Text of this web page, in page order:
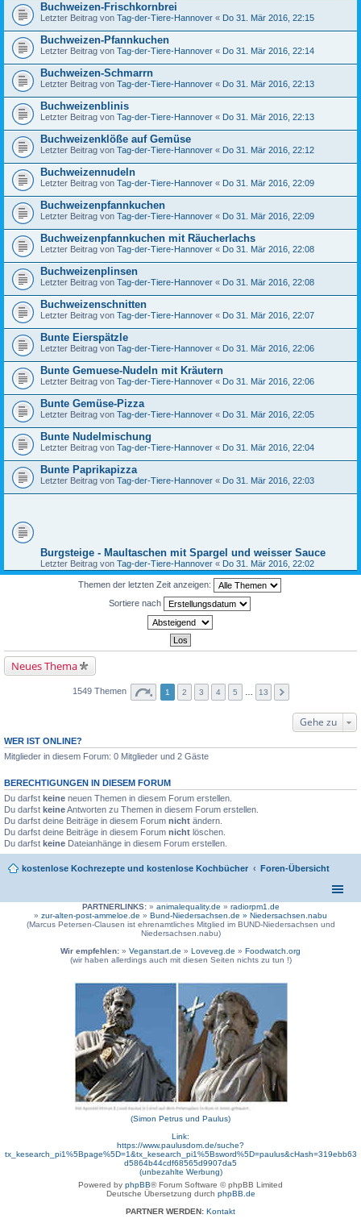
Buchweizen-Frischkornbrei
Letzter Beitrag von Tag-der-Tiere-Hannover « Do 31. Mär 2016, 22:15
Buchweizen-Pfannkuchen
Letzter Beitrag von Tag-der-Tiere-Hannover « Do 31. Mär 2016, 22:14
Buchweizen-Schmarrn
Letzter Beitrag von Tag-der-Tiere-Hannover « Do 31. Mär 2016, 22:13
Buchweizenblinis
Letzter Beitrag von Tag-der-Tiere-Hannover « Do 31. Mär 2016, 22:13
Buchweizenklöße auf Gemüse
Letzter Beitrag von Tag-der-Tiere-Hannover « Do 31. Mär 2016, 22:12
Buchweizennudeln
Letzter Beitrag von Tag-der-Tiere-Hannover « Do 31. Mär 2016, 22:09
Buchweizenpfannkuchen
Letzter Beitrag von Tag-der-Tiere-Hannover « Do 31. Mär 2016, 22:09
Buchweizenpfannkuchen mit Räucherlachs
Letzter Beitrag von Tag-der-Tiere-Hannover « Do 31. Mär 2016, 22:08
Buchweizenplinsen
Letzter Beitrag von Tag-der-Tiere-Hannover « Do 31. Mär 2016, 22:08
Buchweizenschnitten
Letzter Beitrag von Tag-der-Tiere-Hannover « Do 31. Mär 2016, 22:07
Bunte Eierspätzle
Letzter Beitrag von Tag-der-Tiere-Hannover « Do 31. Mär 2016, 22:06
Bunte Gemuese-Nudeln mit Kräutern
Letzter Beitrag von Tag-der-Tiere-Hannover « Do 31. Mär 2016, 22:06
Bunte Gemüse-Pizza
Letzter Beitrag von Tag-der-Tiere-Hannover « Do 31. Mär 2016, 22:05
Bunte Nudelmischung
Letzter Beitrag von Tag-der-Tiere-Hannover « Do 31. Mär 2016, 22:04
Bunte Paprikapizza
Letzter Beitrag von Tag-der-Tiere-Hannover « Do 31. Mär 2016, 22:03
Burgsteige - Maultaschen mit Spargel und weisser Sauce
Letzter Beitrag von Tag-der-Tiere-Hannover « Do 31. Mär 2016, 22:02
Themen der letzten Zeit anzeigen:
Sortiere nach
Neues Thema
1549 Themen 1 2 3 4 5 … 13
Gehe zu
WER IST ONLINE?
Mitglieder in diesem Forum: 0 Mitglieder und 2 Gäste
BERECHTIGUNGEN IN DIESEM FORUM
Du darfst keine neuen Themen in diesem Forum erstellen.
Du darfst keineAntworten zu Themen in diesem Forum erstellen.
Du darfst deine Beiträge in diesem Forum nicht ändern.
Du darfst deine Beiträge in diesem Forum nicht löschen.
Du darfst keine Dateianhänge in diesem Forum erstellen.
kostenlose Kochrezepte und kostenlose Kochbücher Foren-Übersicht
PARTNERLINKS:» animalequality.de » radiorpm1.de
» zur-alten-post-ammeloe.de » Bund-Niedersachsen.de » Niedersachsen.nabu
(Marcus Petersen-Clausen ist ehrenamtliches Mitglied im BUND-Niedersachsen und
Niedersachsen.nabu)
Wir empfehlen: » Veganstart.de » Loveveg.de » Foodwatch.org
(wir haben allerdings auch mit diesen Seiten nichts zu tun !)
(Simon Petrus und Paulus)
Link:
https://www.paulusdom.de/suche?
tx_kesearch_pi1%5Bpage%5D=1&tx_kesearch_pi1%5Bsword%5D=paulus&cHash=319ebb63
d5864b44cdf68565d9907da5
(unbezahlte Werbung)
Powered by phpBB® Forum Software © phpBB Limited
Deutsche Übersetzung durch phpBB.de
PARTNER WERDEN: Kontakt